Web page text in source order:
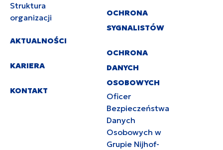
Struktura
organizacji
AKTUALNOŚCI
KARIERA
KONTAKT
OCHRONA
SYGNALISTÓW
OCHRONA
DANYCH
OSOBOWYCH
Oficer
Bezpieczeństwa
Danych
Osobowych w
Grupie Nijhof-